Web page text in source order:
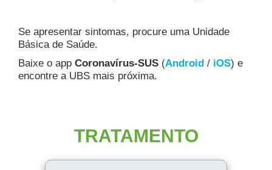
Se apresentar sintomas, procure uma Unidade
Básica de Saúde.
Baixe o app Coronavírus-SUS (Android / iOS) e
encontre a UBS mais próxima.
TRATAMENTO